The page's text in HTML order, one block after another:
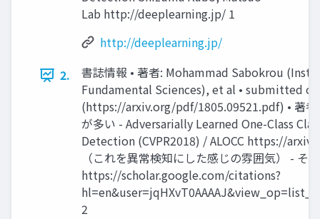
Lab http://deeplearning.jp/ 1
http://deeplearning.jp/
2.
書誌情報 • 著者: Mohammad Sabokrou
Fundamental Sciences), et al • submitted
(https://arxiv.org/pdf/1805.09521.pdf) • 著者
が多い - Adversarially Learned One-Class
Detection (CVPR2018) / ALOCC https://
（これを異常検知にした感じの雰囲気） - そ
https://scholar.google.com/citations?
2